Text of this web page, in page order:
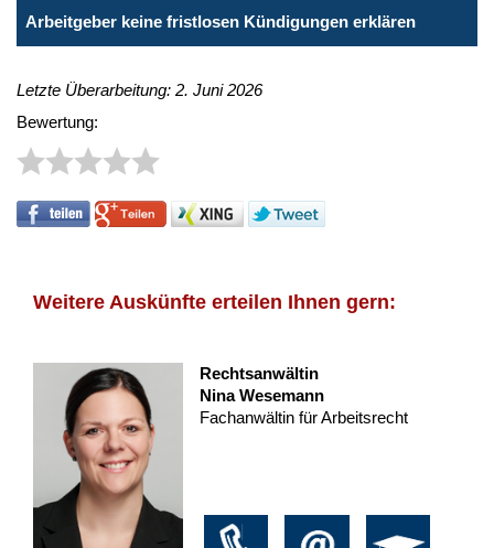
Arbeitgeber keine fristlosen Kündigungen erklären
Letzte Überarbeitung: 2. Juni 2026
Bewertung:
Weitere Auskünfte erteilen Ihnen gern:
Rechtsanwältin
Nina Wesemann
Fachanwältin für Arbeitsrecht